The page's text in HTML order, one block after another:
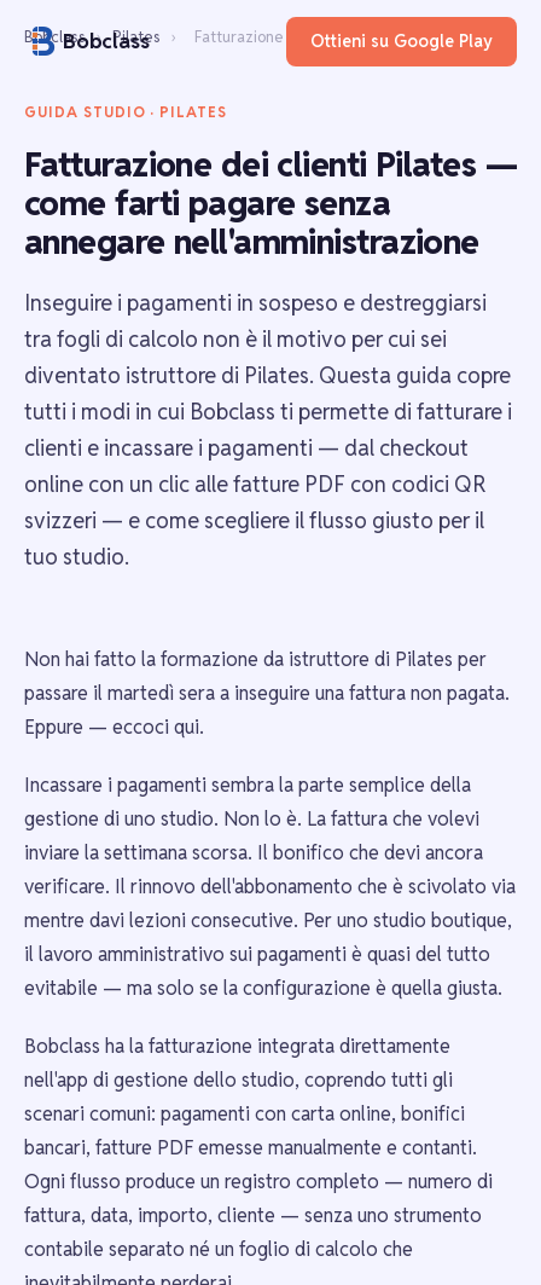
Bobclass Ottieni su Google Play
Bobclass › Pilates › Fatturazione clienti
GUIDA STUDIO · PILATES
Fatturazione dei clienti Pilates —
come farti pagare senza
annegare nell'amministrazione
Inseguire i pagamenti in sospeso e destreggiarsi
tra fogli di calcolo non è il motivo per cui sei
diventato istruttore di Pilates. Questa guida copre
tutti i modi in cui Bobclass ti permette di fatturare i
clienti e incassare i pagamenti — dal checkout
online con un clic alle fatture PDF con codici QR
svizzeri — e come scegliere il flusso giusto per il
tuo studio.
Non hai fatto la formazione da istruttore di Pilates per
passare il martedì sera a inseguire una fattura non pagata.
Eppure — eccoci qui.
Incassare i pagamenti sembra la parte semplice della
gestione di uno studio. Non lo è. La fattura che volevi
inviare la settimana scorsa. Il bonifico che devi ancora
verificare. Il rinnovo dell'abbonamento che è scivolato via
mentre davi lezioni consecutive. Per uno studio boutique,
il lavoro amministrativo sui pagamenti è quasi del tutto
evitabile — ma solo se la configurazione è quella giusta.
Bobclass ha la fatturazione integrata direttamente
nell'app di gestione dello studio, coprendo tutti gli
scenari comuni: pagamenti con carta online, bonifici
bancari, fatture PDF emesse manualmente e contanti.
Ogni flusso produce un registro completo — numero di
fattura, data, importo, cliente — senza uno strumento
contabile separato né un foglio di calcolo che